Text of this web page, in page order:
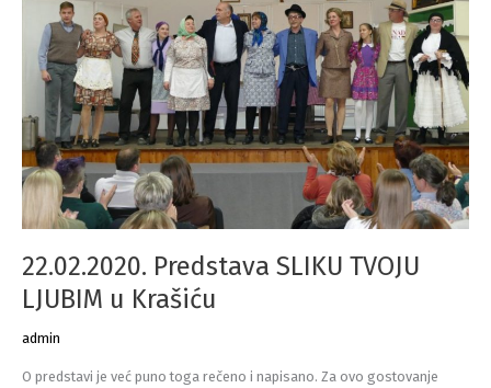
22.02.2020. Predstava SLIKU TVOJU
LJUBIM u Krašiću
admin
O predstavi je već puno toga rečeno i napisano. Za ovo gostovanje